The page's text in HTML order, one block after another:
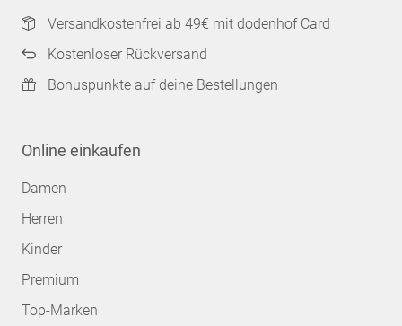
Versandkostenfrei ab 49€ mit dodenhof Card
Kostenloser Rückversand
Bonuspunkte auf deine Bestellungen
Online einkaufen
Damen
Herren
Kinder
Premium
Top-Marken